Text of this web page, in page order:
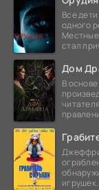
Все
одного
Местные
стал
Дом
В
Джеффри